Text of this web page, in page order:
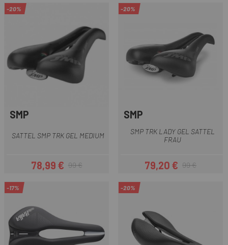
-20%
SMP
SATTEL SMP TRK GEL MEDIUM
Preis
78,99 €Regulärer Preis
99 €
-20%
SMP
SMP TRK LADY GEL SATTEL
FRAU
Preis
79,20 €Regulärer Preis
99 €
-17% -20%